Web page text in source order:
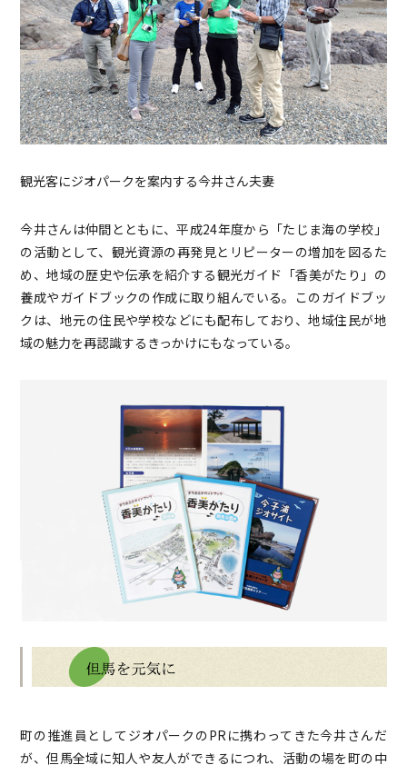
観光客にジオパークを案内する今井さん夫妻
今井さんは仲間とともに、平成24年度から「たじま海の学校」
の活動として、観光資源の再発見とリピーターの増加を図るた
め、地域の歴史や伝承を紹介する観光ガイド「香美がたり」の
養成やガイドブックの作成に取り組んでいる。このガイドブッ
クは、地元の住民や学校などにも配布しており、地域住民が地
域の魅力を再認識するきっかけにもなっている。
町の推進員としてジオパークのPRに携わってきた今井さんだ
が、但馬全域に知人や友人ができるにつれ、活動の場を町の中